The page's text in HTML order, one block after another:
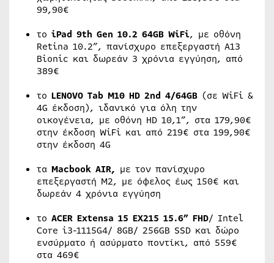
99,90€
το iPad 9th Gen 10.2 64GB WiFi, με οθόνη
Retina 10.2”, πανίσχυρο επεξεργαστή Α13
Bionic και δωρεάν 3 χρόνια εγγύηση, από
389€
το LENOVO Tab M10 HD 2nd 4/64GB (σε WiFi &
4G έκδοση), ιδανικό για όλη την
οικογένεια, με οθόνη HD 10,1”, στα 179,90€
στην έκδοση WiFi και από 219€ στα 199,90€
στην έκδοση 4G
τα Macbook AIR, με τον πανίσχυρο
επεξεργαστή M2, με όφελος έως 150€ και
δωρεάν 4 χρόνια εγγύηση
το ACER Extensa 15 EX215 15.6” FHD/ Intel
Core i3-1115G4/ 8GB/ 256GB SSD και δώρο
ενσύρματο ή ασύρματο ποντίκι, από 559€
στα 469€